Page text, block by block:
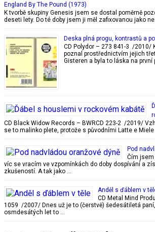
England By The Pound (1973)
K tvorbě skupiny Genesis jsem se dostal poměrně
deseti lety. Do té doby jsem ji měl zafixovanou jako
Deska plná progu, kontrastů a
CD Polydor – 273 841-3 /2010/
poznal prostřednictvím jejich
Gisteren a byla to láska na
CD Black Widow Records – BWRCD 223-2 /2019/
se to malinko plete, protože s původními Latte e
Pod
Čím jsem
víc se vracím ve vzpomínkách do doby dospívání a
zkušeností. A tak jako …
Anděl s ďáblem v
CD Metal Mind
1059 /2007/ Dnes už je to (čerstvě) šedesátiletá
osmdesátých let to …